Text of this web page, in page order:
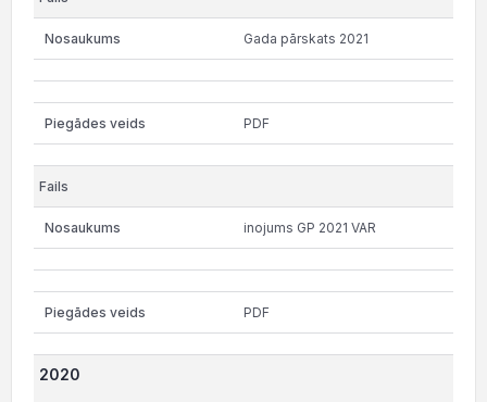
Gada pārskats 2021
PDF
inojums GP 2021 VAR
PDF
2020